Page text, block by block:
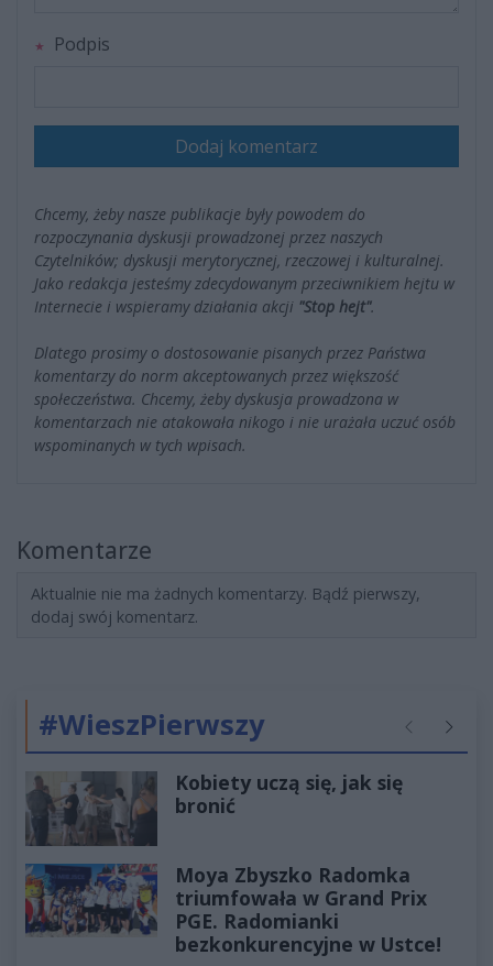
Podpis
Dodaj komentarz
Chcemy, żeby nasze publikacje były powodem do
rozpoczynania dyskusji prowadzonej przez naszych
Czytelników; dyskusji merytorycznej, rzeczowej i kulturalnej.
Jako redakcja jesteśmy zdecydowanym przeciwnikiem hejtu w
Internecie i wspieramy działania akcji "Stop hejt".
Dlatego prosimy o dostosowanie pisanych przez Państwa
komentarzy do norm akceptowanych przez większość
społeczeństwa. Chcemy, żeby dyskusja prowadzona w
komentarzach nie atakowała nikogo i nie urażała uczuć osób
wspominanych w tych wpisach.
Komentarze
Aktualnie nie ma żadnych komentarzy. Bądź pierwszy,
dodaj swój komentarz.
#WieszPierwszy Poprzednie
Kobiety uczą się, jak się
bronić
Moya Zbyszko Radomka
triumfowała w Grand Prix
PGE. Radomianki
bezkonkurencyjne w Ustce!